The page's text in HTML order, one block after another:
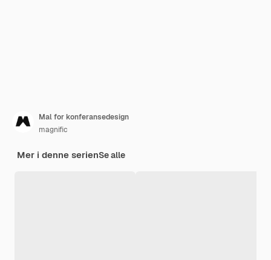
Mal for konferansedesign
magnific
Mer i denne serienSe alle